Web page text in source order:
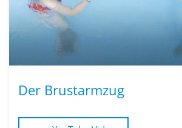
Der Brustarmzug